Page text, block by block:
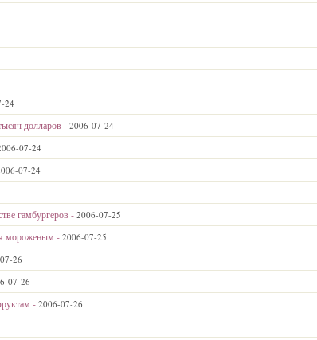
24
долларов - 2006-07-24
07-24
07-24
гамбургеров - 2006-07-25
мороженым - 2006-07-25
26
07-26
- 2006-07-26